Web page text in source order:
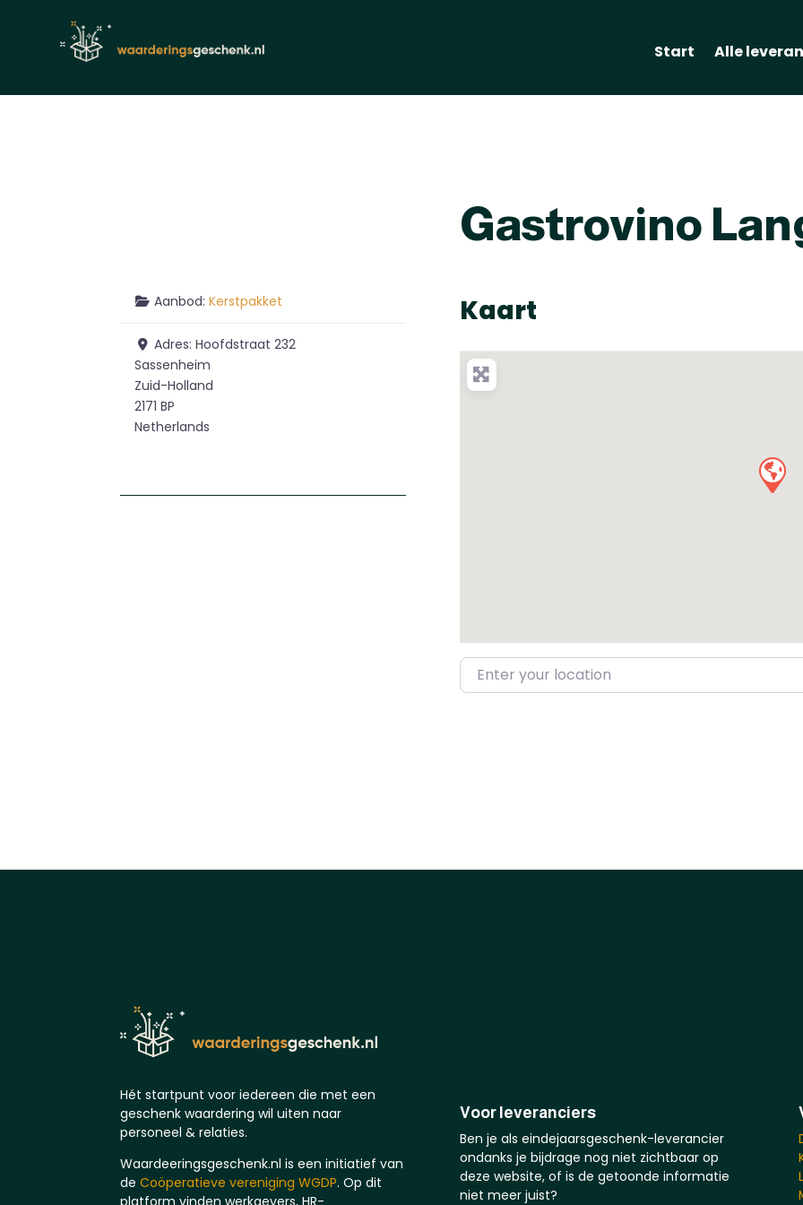
Start Alle
Gastrovino
Aanbod: Kerstpakket
Adres: Hoofdstraat 232
Sassenheim
Zuid-Holland
2171 BP
Netherlands
Kaart
Enter your location
Hét startpunt voor iedereen die met een
geschenk waardering wil uiten naar
personeel & relaties.
Waardeeringsgeschenk.nl is een initiatief van
de Coöperatieve vereniging WGDP. Op dit
Voor leveranciers
Ben je als eindejaarsgeschenk-leverancier
ondanks je bijdrage nog niet zichtbaar op
deze website, of is de getoonde informatie
niet meer juist?